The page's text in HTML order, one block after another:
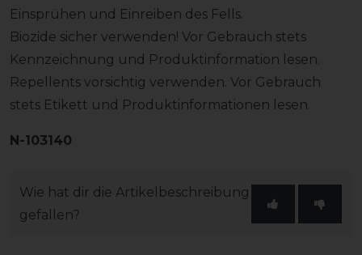
Einsprühen und Einreiben des Fells.
Biozide sicher verwenden! Vor Gebrauch stets
Kennzeichnung und Produktinformation lesen.
Repellents vorsichtig verwenden. Vor Gebrauch
stets Etikett und Produktinformationen lesen.
N-103140
Wie hat dir die Artikelbeschreibung
gefallen?